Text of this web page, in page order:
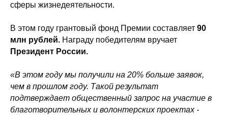
сферы жизнедеятельности.
В этом году грантовый фонд Премии составляет 90
млн рублей. Награду победителям вручает
Президент России.
«В этом году мы получили на 20% больше заявок,
чем в прошлом году. Такой результат
подтверждает общественный запрос на участие в
благотворительных и волонтерских проектах -